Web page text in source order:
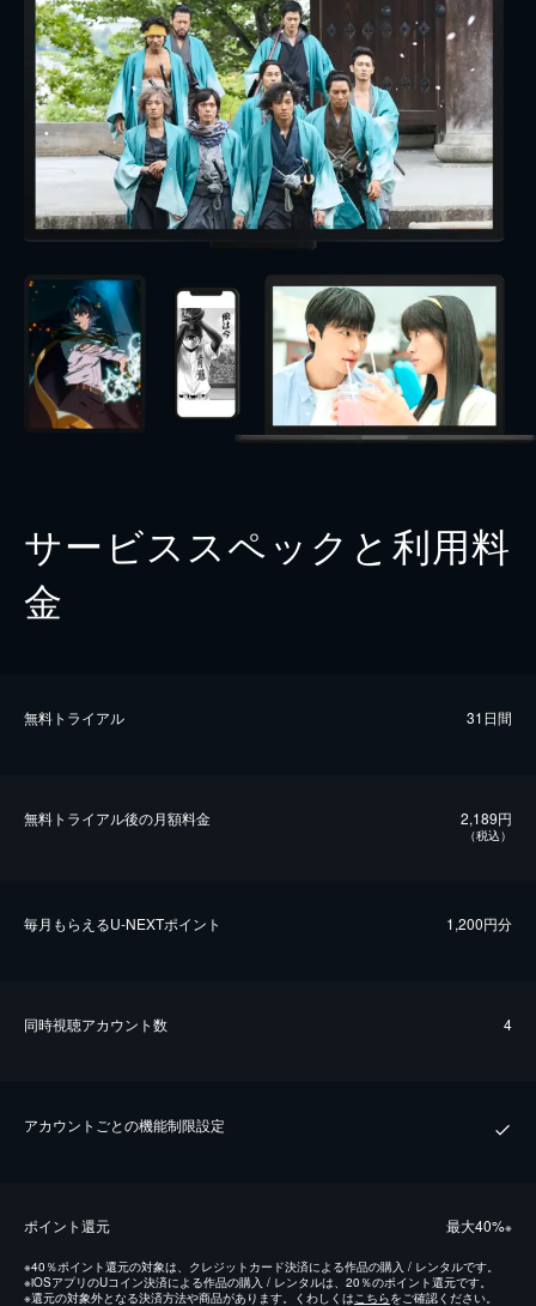
サービススペックと利用料
金
無料トライアル 31日間
無料トライアル後の⽉額料金 2,189円
（税込）
毎⽉もらえるU-NEXTポイント 1,200円分
同時視聴アカウント数 4
アカウントごとの機能制限設定
ポイント還元 最⼤40%※
※40％ポイント還元の対象は、クレジットカード決済による作品の購入 / レンタルです。
※iOSアプリのUコイン決済による作品の購入 / レンタルは、20％のポイント還元です。
※還元の対象外となる決済方法や商品があります。くわしくはこちらをご確認ください。